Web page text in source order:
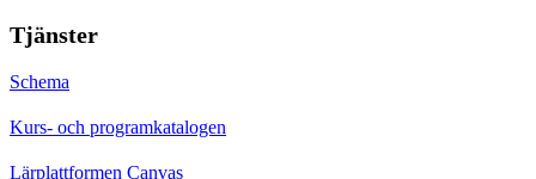
Tjänster
Schema
Kurs- och programkatalogen
Lärplattformen Canvas